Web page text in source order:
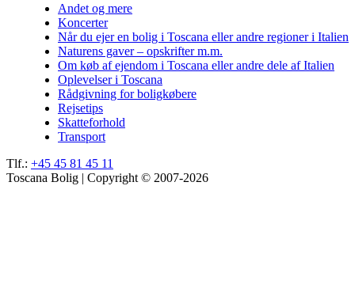
Andet og mere
Koncerter
Når du ejer en bolig i Toscana eller andre regioner i Italien
Naturens gaver – opskrifter m.m.
Om køb af ejendom i Toscana eller andre dele af Italien
Oplevelser i Toscana
Rådgivning for boligkøbere
Rejsetips
Skatteforhold
Transport
Tlf.: +45 45 81 45 11
Toscana Bolig | Copyright © 2007-2026